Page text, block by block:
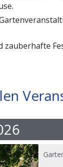
zauberhafte